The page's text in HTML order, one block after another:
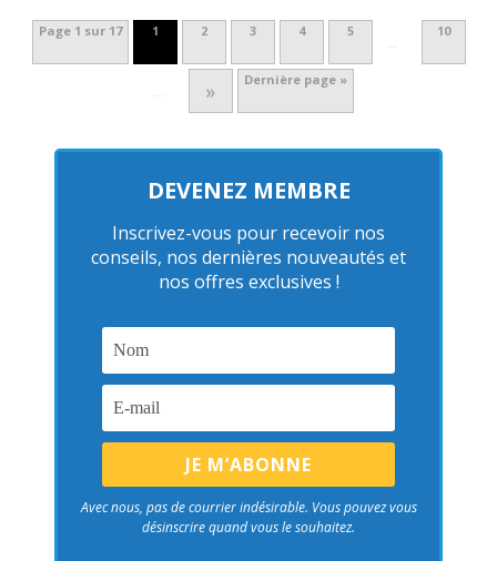
Page 1 sur 17 1 2 3 4 5
…
10
… » Dernière page »
DEVENEZ MEMBRE
Inscrivez-vous pour recevoir nos
conseils, nos dernières nouveautés et
nos offres exclusives !
Avec nous, pas de courrier indésirable. Vous pouvez vous
désinscrire quand vous le souhaitez.